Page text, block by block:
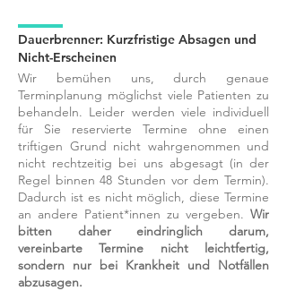
Dauerbrenner: Kurzfristige Absagen und
Nicht-Erscheinen
Wir bemühen uns, durch genaue
Terminplanung möglichst viele Patienten zu
behandeln. Leider werden viele individuell
für Sie reservierte Termine ohne einen
triftigen Grund nicht wahrgenommen und
nicht rechtzeitig bei uns abgesagt (in der
Regel binnen 48 Stunden vor dem Termin).
Dadurch ist es nicht möglich, diese Termine
an andere Patient*innen zu vergeben. Wir
bitten daher eindringlich darum,
vereinbarte Termine nicht leichtfertig,
sondern nur bei Krankheit und Notfällen
abzusagen.